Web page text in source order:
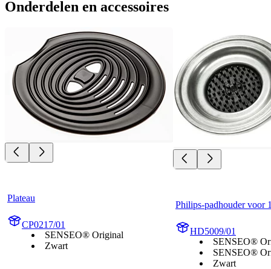
Onderdelen en accessoires
Plateau
CP0217/01
SENSEO® Original
Zwart
Philips-padhouder voor
HD5009/01
SENSEO®
SENSEO®
Zwart